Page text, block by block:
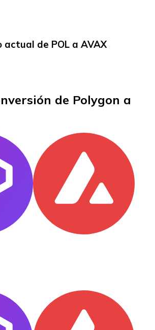
a tu cuenta Bitnovo o realiza compras
actual de POL a AVAX
de Polygon a